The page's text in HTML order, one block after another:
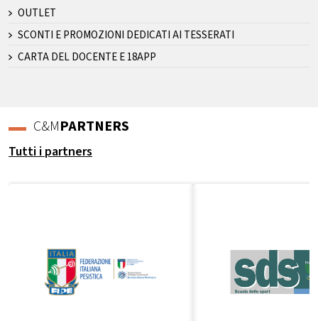
OUTLET
SCONTI E PROMOZIONI DEDICATI AI TESSERATI
CARTA DEL DOCENTE E 18APP
C&MPARTNERS
Tutti i partners